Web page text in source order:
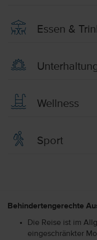
Essen &
Wellness
Sport
Behindertengerechte
Die Reise ist im
eingeschränkter